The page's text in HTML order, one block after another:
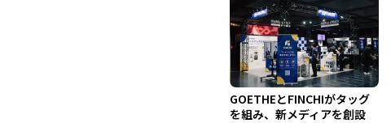
GOETHEとFINCHIがタッグ
を組み、新メディアを創設